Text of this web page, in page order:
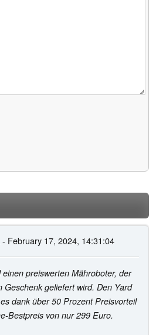
- February 17, 2024, 14:31:04
preiswerten Mähroboter, der
Geschenk geliefert wird. Den Yard
dank über 50 Prozent Preisvorteil
Bestpreis von nur 299 Euro.